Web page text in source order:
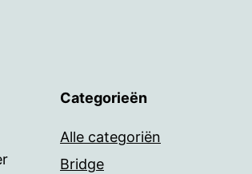
Categorieën
Alle categoriën
Bridge